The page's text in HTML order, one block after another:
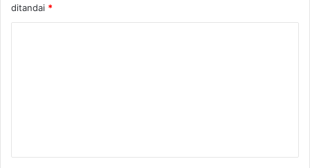
ditandai *
a